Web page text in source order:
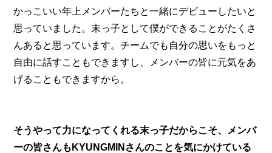
かっこいい年上メンバーたちと一緒にデビューしたいと
思っていました。末っ子として僕ができることがたくさ
んあると思っています。チームでも自分の思いをもっと
自由に話すこともできますし、メンバーの皆に元気をあ
げることもできますから。
そうやって力になってくれる末っ子だからこそ、メンバ
ーの皆さんもKYUNGMINさんのことを気にかけている